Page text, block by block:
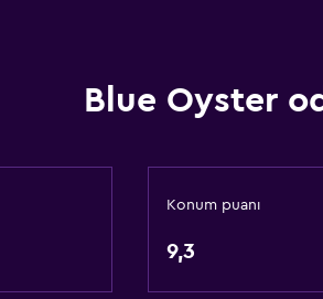
Blue Oyster
Konum puanı
9,3